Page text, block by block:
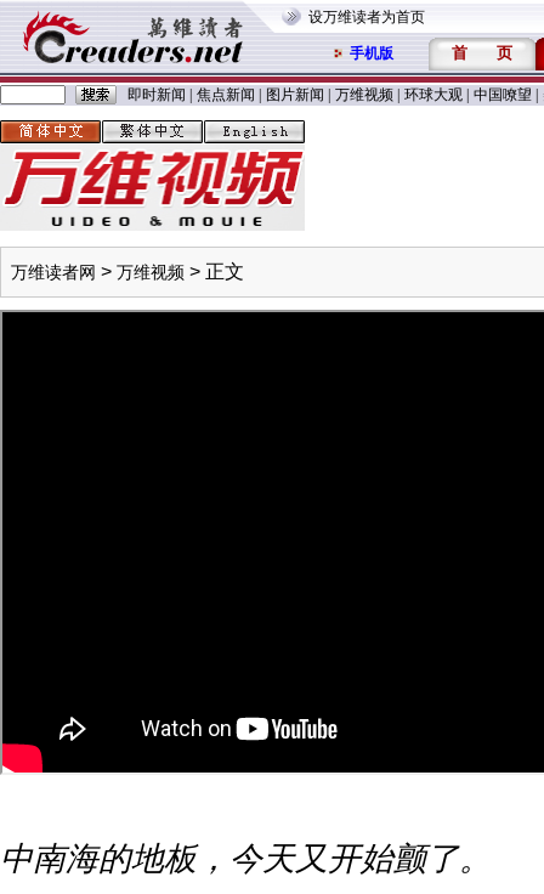
设万维读者为首页
手机版 首 页
即时新闻 焦点新闻 图片新闻 万维视频 环球大观 中国嘹望
万维读者网 > 万维视频 > 正文
中南海的地板，今天又开始颤了。